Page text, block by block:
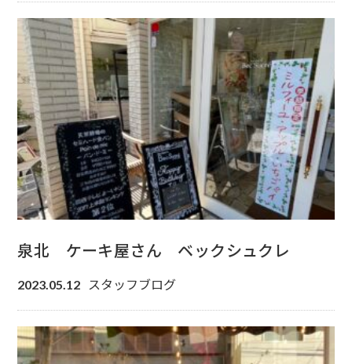
泉北 ケーキ屋さん ベックシュクレ
2023.05.12 スタッフブログ